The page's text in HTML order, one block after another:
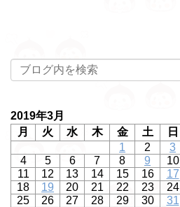
2019年3月
月
火 水 木 金 土
日
1
2
3
4
5 6 7 8 9
10
11
12 13 14 15 16
17
18
19 20 21 22 23
24
25
26 27 28 29 30
31